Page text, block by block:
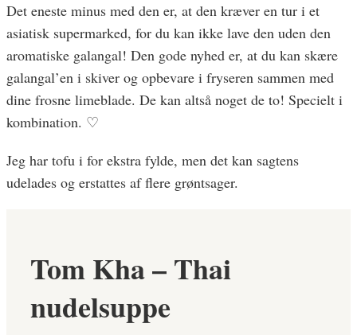
Det eneste minus med den er, at den kræver en tur i et
asiatisk supermarked, for du kan ikke lave den uden den
aromatiske galangal! Den gode nyhed er, at du kan skære
galangal’en i skiver og opbevare i fryseren sammen med
dine frosne limeblade. De kan altså noget de to! Specielt i
kombination. ♡
Jeg har tofu i for ekstra fylde, men det kan sagtens
udelades og erstattes af flere grøntsager.
Tom Kha – Thai
nudelsuppe